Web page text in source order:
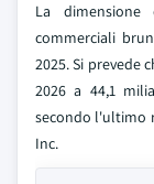
La
commerciali
2025. Si prevede
2026 a 44,1
secondo l'ultimo
Inc.